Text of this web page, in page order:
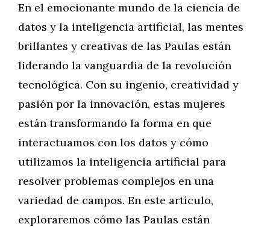
En el emocionante mundo de la ciencia de
datos y la inteligencia artificial, las mentes
brillantes y creativas de las Paulas están
liderando la vanguardia de la revolución
tecnológica. Con su ingenio, creatividad y
pasión por la innovación, estas mujeres
están transformando la forma en que
interactuamos con los datos y cómo
utilizamos la inteligencia artificial para
resolver problemas complejos en una
variedad de campos. En este artículo,
exploraremos cómo las Paulas están